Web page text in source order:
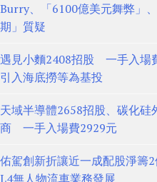
Burry、「6100億美元舞弊」
期」質疑
遇見小麵2408招股 一手入場
引入海底撈等為基投
天域半導體2658招股、碳化硅
商 一手入場費2929元
佑駕創新折讓近一成配股淨
L4無人物流車業務發展